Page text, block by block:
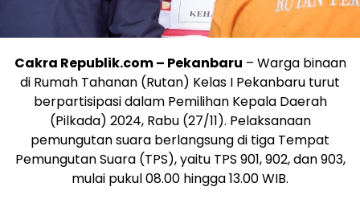
Cakra Republik.com – Pekanbaru – Warga binaan
di Rumah Tahanan (Rutan) Kelas I Pekanbaru turut
berpartisipasi dalam Pemilihan Kepala Daerah
(Pilkada) 2024, Rabu (27/11). Pelaksanaan
pemungutan suara berlangsung di tiga Tempat
Pemungutan Suara (TPS), yaitu TPS 901, 902, dan 903,
mulai pukul 08.00 hingga 13.00 WIB.